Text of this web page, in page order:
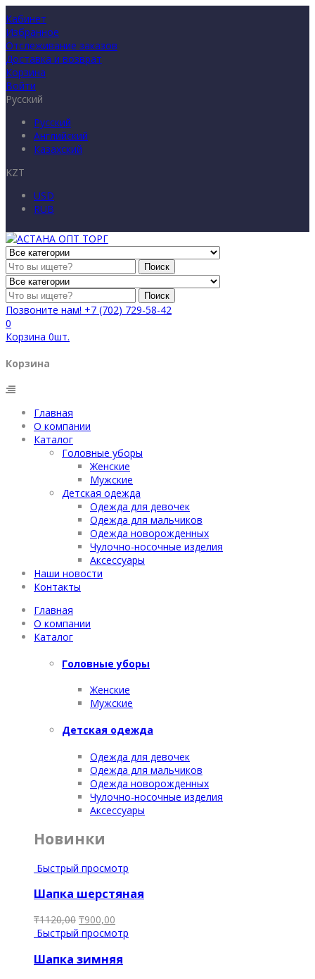
Кабинет
Избранное
Отслеживание заказов
Доставка и возврат
Корзина
Войти
Русский
Русский
Английский
Казахский
KZT
USD
RUB
Поиск
Поиск
Позвоните нам! +7 (702) 729-58-42
0
Корзина 0шт.
Корзина
Главная
О компании
Каталог
Головные уборы
Женские
Мужские
Детская одежда
Одежда для девочек
Одежда для мальчиков
Одежда новорожденных
Чулочно-носочные изделия
Аксессуары
Наши новости
Контакты
Главная
О компании
Каталог
Головные уборы
Женские
Мужские
Детская одежда
Одежда для девочек
Одежда для мальчиков
Одежда новорожденных
Чулочно-носочные изделия
Аксессуары
Новинки
Быстрый просмотр
Шапка шерстяная
₸1120,00 ₸900,00
Быстрый просмотр
Шапка зимняя